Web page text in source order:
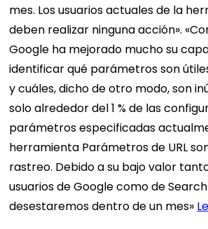
mes. Los usuarios actuales de la
deben realizar ninguna acción».
Google ha mejorado mucho su
identificar qué parámetros son
y cuáles, dicho de otro modo, son
solo alrededor del 1 % de las
parámetros especificadas
herramienta Parámetros de URL
rastreo. Debido a su bajo valor
usuarios de Google como de
desestaremos dentro de un mes»